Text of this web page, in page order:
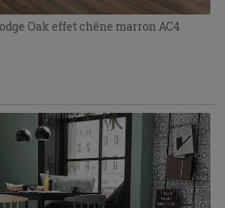
Oak effet chêne marron AC4